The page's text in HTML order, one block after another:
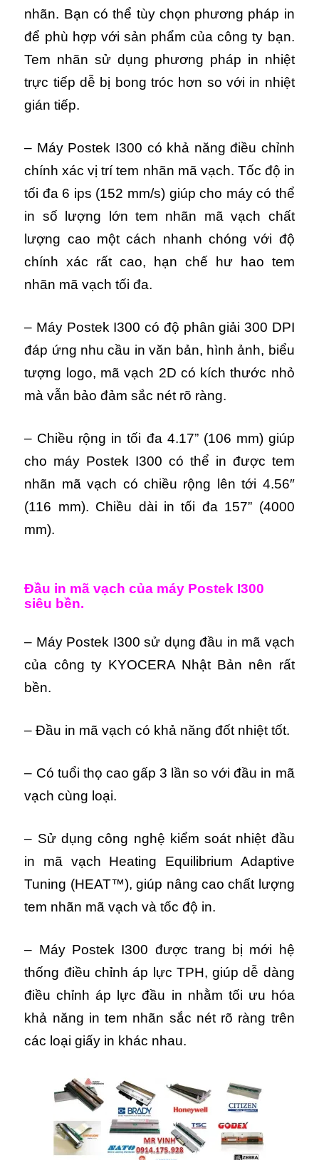
nhãn. Bạn có thể tùy chọn phương pháp in
để phù hợp với sản phẩm của công ty bạn.
Tem nhãn sử dụng phương pháp in nhiệt
trực tiếp dễ bị bong tróc hơn so với in nhiệt
gián tiếp.
– Máy Postek I300 có khả năng điều chỉnh
chính xác vị trí tem nhãn mã vạch. Tốc độ in
tối đa 6 ips (152 mm/s) giúp cho máy có thể
in số lượng lớn tem nhãn mã vạch chất
lượng cao một cách nhanh chóng với độ
chính xác rất cao, hạn chế hư hao tem
nhãn mã vạch tối đa.
– Máy Postek I300 có độ phân giải 300 DPI
đáp ứng nhu cầu in văn bản, hình ảnh, biểu
tượng logo, mã vạch 2D có kích thước nhỏ
mà vẫn bảo đảm sắc nét rõ ràng.
– Chiều rộng in tối đa 4.17” (106 mm) giúp
cho máy Postek I300 có thể in được tem
nhãn mã vạch có chiều rộng lên tới 4.56″
(116 mm). Chiều dài in tối đa 157” (4000
mm).
Đầu in mã vạch của máy Postek I300
siêu bền.
– Máy Postek I300 sử dụng đầu in mã vạch
của công ty KYOCERA Nhật Bản nên rất
bền.
– Đầu in mã vạch có khả năng đốt nhiệt tốt.
– Có tuổi thọ cao gấp 3 lần so với đầu in mã
vạch cùng loại.
– Sử dụng công nghệ kiểm soát nhiệt đầu
in mã vạch Heating Equilibrium Adaptive
Tuning (HEAT™), giúp nâng cao chất lượng
tem nhãn mã vạch và tốc độ in.
– Máy Postek I300 được trang bị mới hệ
thống điều chỉnh áp lực TPH, giúp dễ dàng
điều chỉnh áp lực đầu in nhằm tối ưu hóa
khả năng in tem nhãn sắc nét rõ ràng trên
các loại giấy in khác nhau.